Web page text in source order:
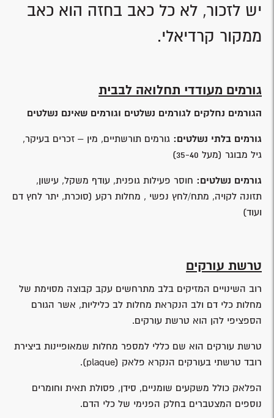
יש לזכור, לא כל כאב בחזה הוא כאב
ממקור קרדיאלי.
גורמים מעודדי תחלואה לבבית
הגורמים נחלקים לגורמים נשלטים וגורמים שאינם נשלטים
גורמים בלתי נשלטים: גורמים תורשתיים, מין – זכרים בעיקר,
גיל מבוגר (מעל 35-40)
גורמים נשלטים: חוסר פעילות גופנית, עודף משקל, עישון,
תזונה לקויה, מתח/לחץ נפשי , מחלות רקע (סוכרת, יתר לחץ דם
ועוד)
טרשת עורקים
רוב השינויים המזיקים בלב מתרחשים עקב קבוצה מסוימת של
מחלות כלי דם ולב הנקראת מחלות לב כליליות, אשר הגורם
הספציפי להן הוא טרשת עורקים.
טרשת עורקים הוא שם כללי למספר מחלות שמאופיינות ביצירת
רובד טרשתי בעורקים הנקרא פלאק (plaque).
הפלאק כולל משקעים שומניים, סידן, פסולת תאית וחומרים
נוספים המצטברים בחלק הפנימי של כלי הדם.